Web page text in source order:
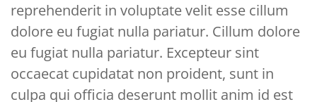
reprehenderit in voluptate velit esse cillum
dolore eu fugiat nulla pariatur. Cillum dolore
eu fugiat nulla pariatur. Excepteur sint
occaecat cupidatat non proident, sunt in
culpa qui officia deserunt mollit anim id est